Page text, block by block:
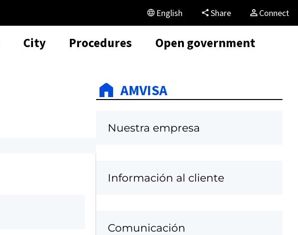
English Share Connect
City Procedures Open government
AMVISA
Nuestra empresa
Información al cliente
Comunicación